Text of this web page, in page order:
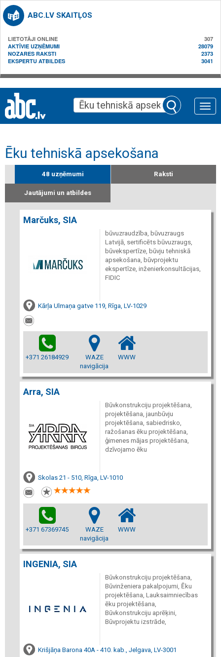
ABC.LV SKAITĻOS
LIETOTĀJI ONLINE
307
AKTĪVIE UZŅĒMUMI
28079
NOZARES RAKSTI
2373
EKSPERTU ATBILDES
3041
Toggle
Ēku tehniskā apsekošana
48 uzņēmumi Raksti
Jautājumi un atbildes
Marčuks, SIA
būvuzraudzība, būvuzraugs
Latvijā, sertificēts būvuzraugs,
būvekspertīze, būvju tehniskā
apsekošana, būvprojektu
ekspertīze, inženierkonsultācijas,
FIDIC
Kārļa Ulmaņa gatve 119, Rīga, LV-1029
+371 26184929
WAZE
navigācija
WWW
Arra, SIA
Būvkonstrukciju projektēšana,
projektēšana, jaunbūvju
projektēšana, sabiedrisko,
ražošanas ēku projektēšana,
ģimenes mājas projektēšana,
dzīvojamo ēku
Skolas 21 - 510, Rīga, LV-1010
+371 67369745
WAZE
navigācija
WWW
INGENIA, SIA
Būvkonstrukciju projektēšana,
Būvinženiera pakalpojumi, Ēku
projektēšana, Lauksaimniecības
ēku projektēšana,
Būvkonstrukciju aprēķini,
Būvprojektu izstrāde,
Krišjāņa Barona 40A - 410. kab., Jelgava, LV-3001